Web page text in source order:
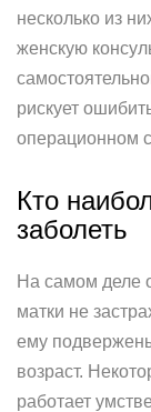
несколько из
женскую
рискует
операционном
Кто
заболеть
На самом деле
матки не
ему
возраст.
работает